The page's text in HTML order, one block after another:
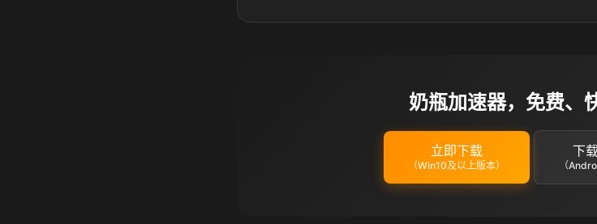
奶瓶加速器，免费、
立即下载
（Win10及以上版本）
下
（